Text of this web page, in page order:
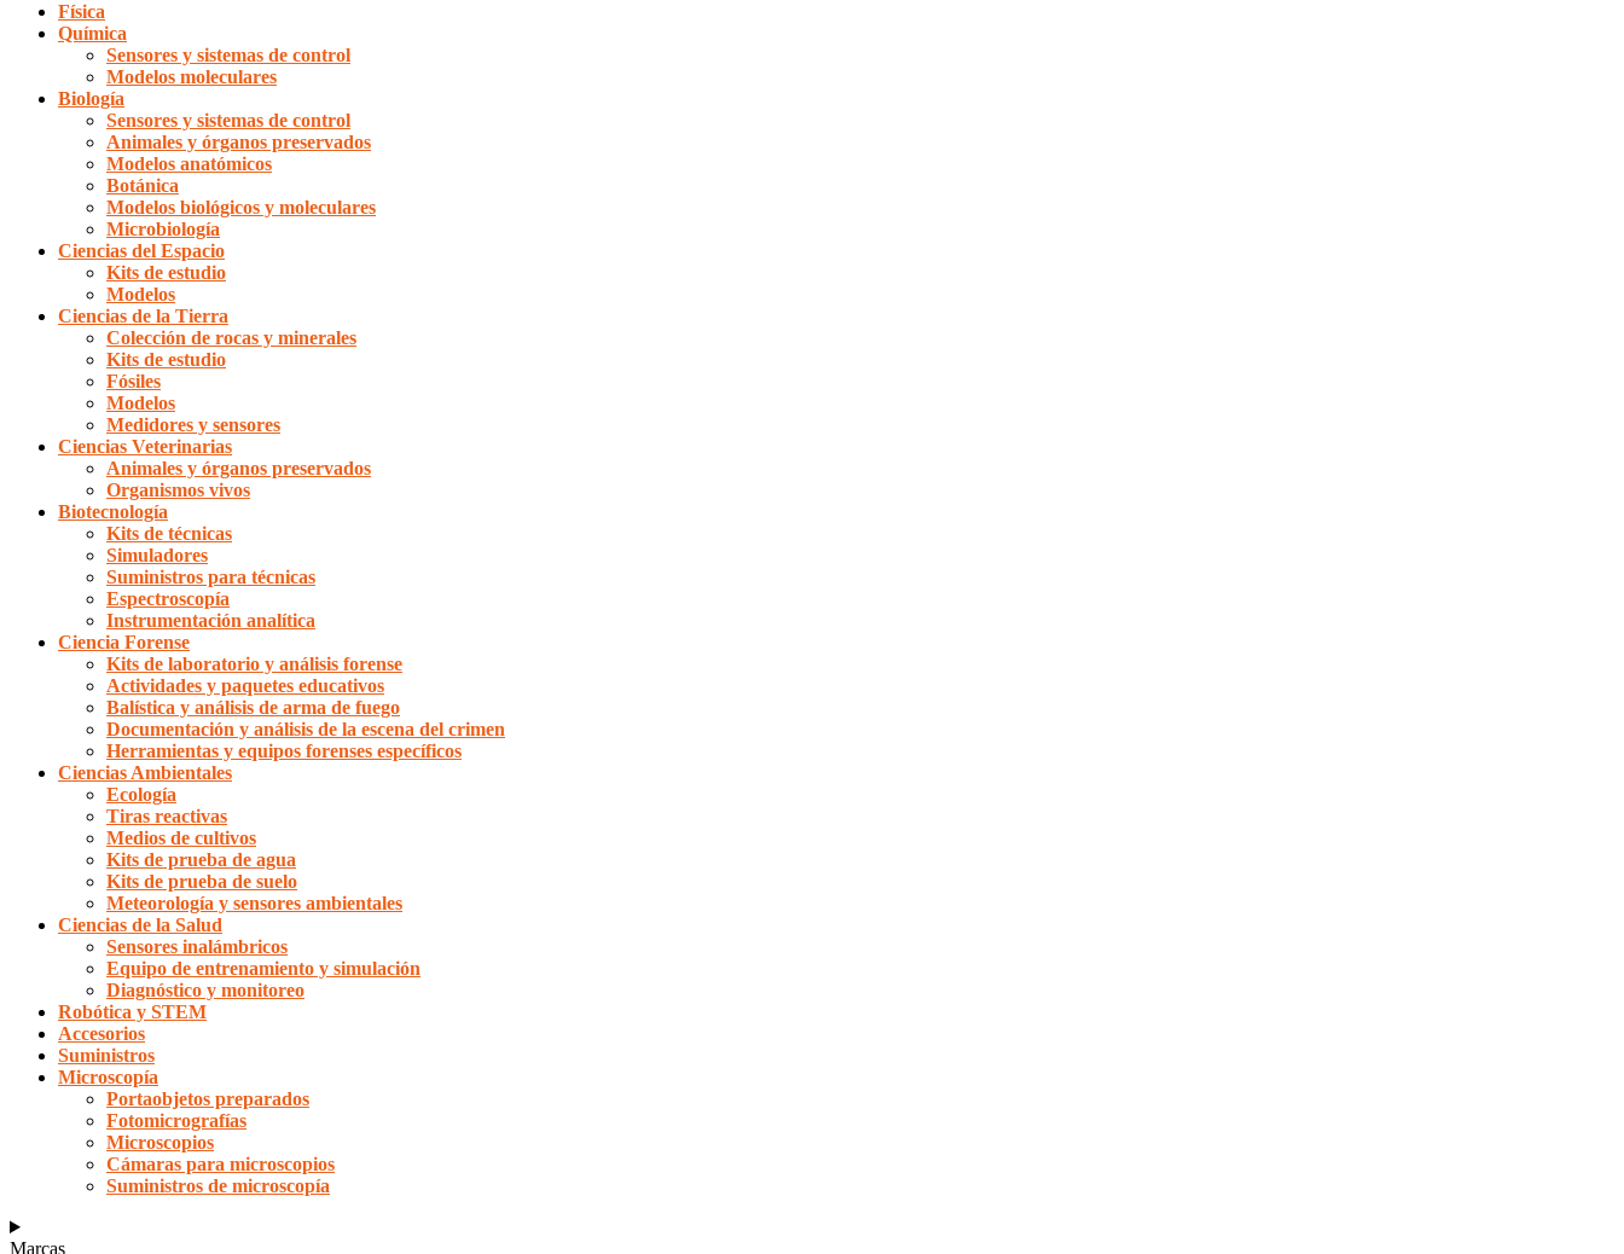
Física
Química
Sensores y sistemas de control
Modelos moleculares
Biología
Sensores y sistemas de control
Animales y órganos preservados
Modelos anatómicos
Botánica
Modelos biológicos y moleculares
Microbiología
Ciencias del Espacio
Kits de estudio
Modelos
Ciencias de la Tierra
Colección de rocas y minerales
Kits de estudio
Fósiles
Modelos
Medidores y sensores
Ciencias Veterinarias
Animales y órganos preservados
Organismos vivos
Biotecnología
Kits de técnicas
Simuladores
Suministros para técnicas
Espectroscopía
Instrumentación analítica
Ciencia Forense
Kits de laboratorio y análisis forense
Actividades y paquetes educativos
Balística y análisis de arma de fuego
Documentación y análisis de la escena del crimen
Herramientas y equipos forenses específicos
Ciencias Ambientales
Ecología
Tiras reactivas
Medios de cultivos
Kits de prueba de agua
Kits de prueba de suelo
Meteorología y sensores ambientales
Ciencias de la Salud
Sensores inalámbricos
Equipo de entrenamiento y simulación
Diagnóstico y monitoreo
Robótica y STEM
Accesorios
Suministros
Microscopía
Portaobjetos preparados
Fotomicrografías
Microscopios
Cámaras para microscopios
Suministros de microscopía
Marcas